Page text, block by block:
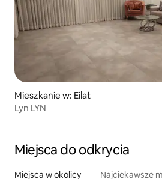
Mieszkanie w: Eilat
Lyn LYN
Miejsca do odkrycia
Miejsca w okolicy Najciekawsze